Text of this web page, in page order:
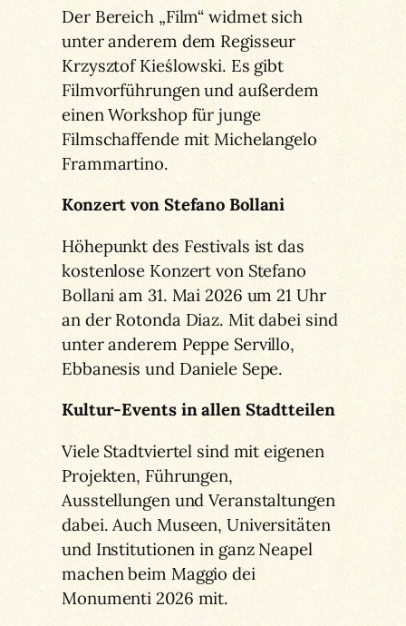
Der Bereich „Film“ widmet sich
unter anderem dem Regisseur
Krzysztof Kieślowski. Es gibt
Filmvorführungen und außerdem
einen Workshop für junge
Filmschaffende mit Michelangelo
Frammartino.
Konzert von Stefano Bollani
Höhepunkt des Festivals ist das
kostenlose Konzert von Stefano
Bollani am 31. Mai 2026 um 21 Uhr
an der Rotonda Diaz. Mit dabei sind
unter anderem Peppe Servillo,
Ebbanesis und Daniele Sepe.
Kultur-Events in allen Stadtteilen
Viele Stadtviertel sind mit eigenen
Projekten, Führungen,
Ausstellungen und Veranstaltungen
dabei. Auch Museen, Universitäten
und Institutionen in ganz Neapel
machen beim Maggio dei
Monumenti 2026 mit.